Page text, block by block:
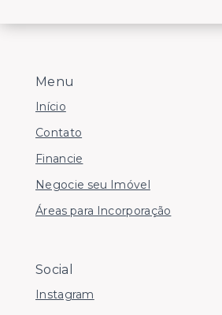
Menu
Início
Contato
Financie
Negocie seu Imóvel
Áreas para Incorporação
Social
Instagram